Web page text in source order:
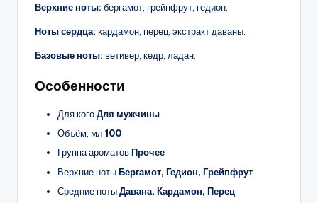
Верхние ноты: бергамот, грейпфрут, гедион.
Ноты сердца: кардамон, перец, экстракт даваны.
Базовые ноты: ветивер, кедр, ладан.
Особенности
Для когоДля мужчины
Объём, мл 100
Группа ароматовПрочее
Верхние нотыБергамот, Гедион, Грейпфрут
Средние нотыДавана, Кардамон, Перец